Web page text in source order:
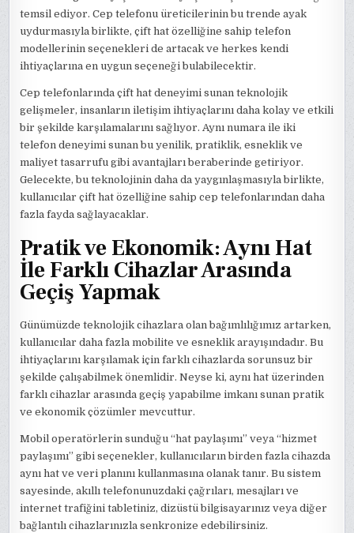
temsil ediyor. Cep telefonu üreticilerinin bu trende ayak
uydurmasıyla birlikte, çift hat özelliğine sahip telefon
modellerinin seçenekleri de artacak ve herkes kendi
ihtiyaçlarına en uygun seçeneği bulabilecektir.
Cep telefonlarında çift hat deneyimi sunan teknolojik
gelişmeler, insanların iletişim ihtiyaçlarını daha kolay ve etkili
bir şekilde karşılamalarını sağlıyor. Aynı numara ile iki
telefon deneyimi sunan bu yenilik, pratiklik, esneklik ve
maliyet tasarrufu gibi avantajları beraberinde getiriyor.
Gelecekte, bu teknolojinin daha da yaygınlaşmasıyla birlikte,
kullanıcılar çift hat özelliğine sahip cep telefonlarından daha
fazla fayda sağlayacaklar.
Pratik ve Ekonomik: Aynı Hat
İle Farklı Cihazlar Arasında
Geçiş Yapmak
Günümüzde teknolojik cihazlara olan bağımlılığımız artarken,
kullanıcılar daha fazla mobilite ve esneklik arayışındadır. Bu
ihtiyaçlarını karşılamak için farklı cihazlarda sorunsuz bir
şekilde çalışabilmek önemlidir. Neyse ki, aynı hat üzerinden
farklı cihazlar arasında geçiş yapabilme imkanı sunan pratik
ve ekonomik çözümler mevcuttur.
Mobil operatörlerin sunduğu “hat paylaşımı” veya “hizmet
paylaşımı” gibi seçenekler, kullanıcıların birden fazla cihazda
aynı hat ve veri planını kullanmasına olanak tanır. Bu sistem
sayesinde, akıllı telefonunuzdaki çağrıları, mesajları ve
internet trafiğini tabletiniz, dizüstü bilgisayarınız veya diğer
bağlantılı cihazlarınızla senkronize edebilirsiniz.